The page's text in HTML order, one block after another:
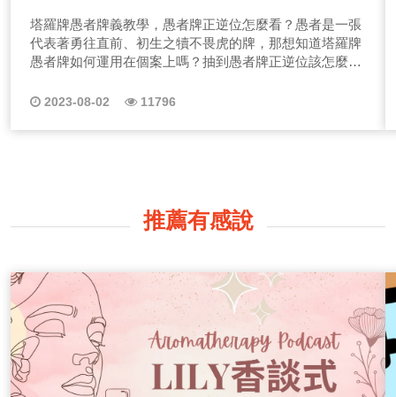
麼看？
塔羅牌愚者牌義教學，愚者牌正逆位怎麼看？愚者是一張
代表著勇往直前、初生之犢不畏虎的牌，那想知道塔羅牌
愚者牌如何運用在個案上嗎？抽到愚者牌正逆位該怎麼看
2023-08-02 11796
推薦有感說